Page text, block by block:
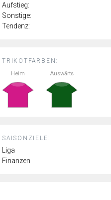
TRIKOTFARBEN:
Heim Auswärts
SAISONZIELE:
Liga
Finanzen
Aufstieg:
Sonstige:
Tendenz: